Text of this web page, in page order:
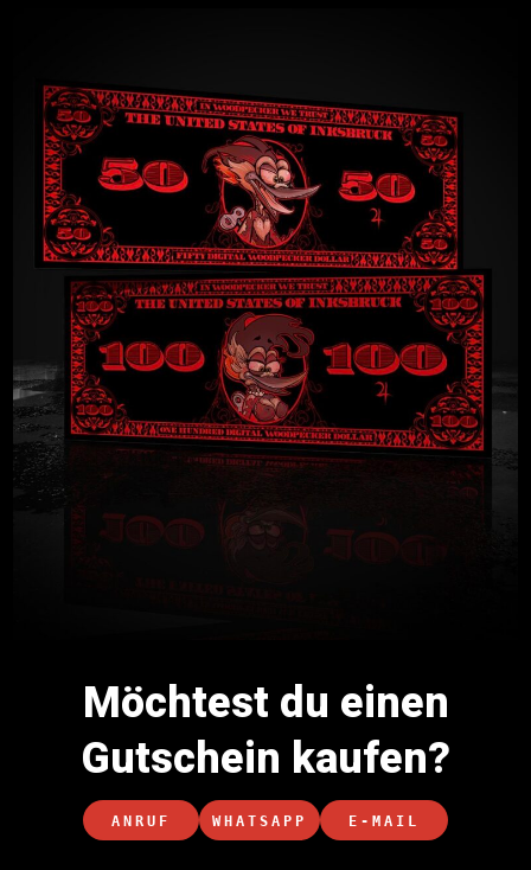
Möchtest du einen
Gutschein kaufen?
ANRUF WHATSAPP E-MAIL